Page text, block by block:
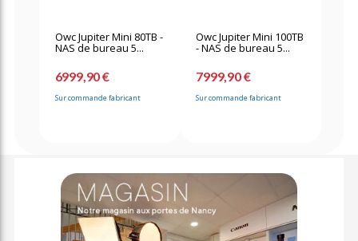
Owc Jupiter Mini 80TB -
NAS de bureau 5...
6999,90 €
Sur commande fabricant
Owc Jupiter Mini 100TB
- NAS de bureau 5...
7999,90 €
Sur commande fabricant